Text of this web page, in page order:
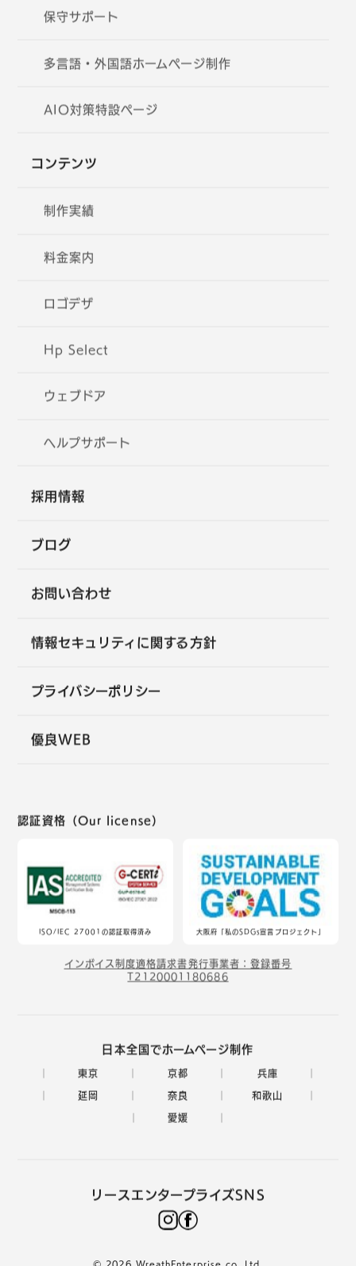
保守サポート
多言語・外国語ホームページ制作
AIO対策特設ページ
コンテンツ
制作実績
料金案内
ロゴデザ
Hp Select
ウェブドア
ヘルプサポート
採用情報
ブログ
お問い合わせ
情報セキュリティに関する方針
プライバシーポリシー
優良WEB
認証資格（Our license）
ISO/IEC 27001の認証取得済み 大阪府「私のSDGs宣言プロジェクト」
インボイス制度適格請求書発行事業者：登録番号
T2120001180686
日本全国でホームページ制作
東京 京都 兵庫
延岡 奈良 和歌山
愛媛
リースエンタープライズSNS
© 2026 WreathEnterprise co.,Ltd.